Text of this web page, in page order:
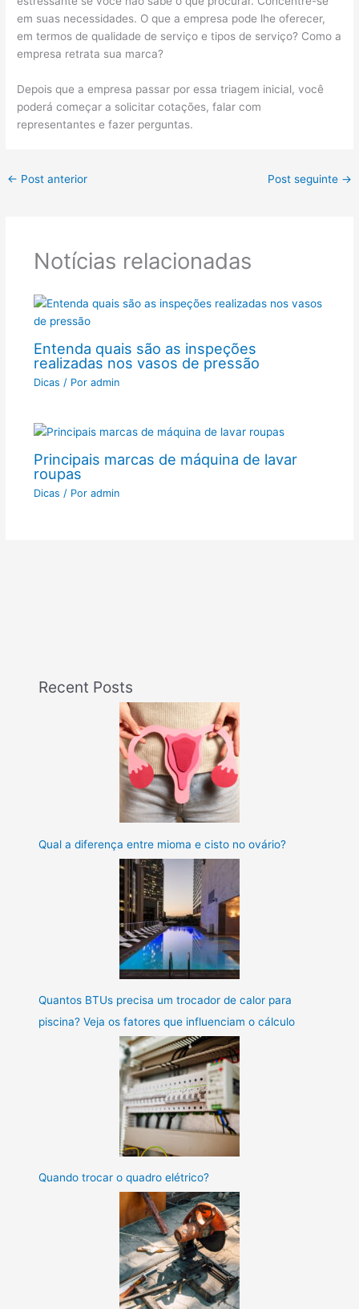
em suas necessidades. O que a empresa pode lhe oferecer,
em termos de qualidade de serviço e tipos de serviço? Como a
empresa retrata sua marca?
Depois que a empresa passar por essa triagem inicial, você
poderá começar a solicitar cotações, falar com
representantes e fazer perguntas.
← Post anterior Post seguinte →
Notícias relacionadas
Entenda quais são as inspeções
realizadas nos vasos de pressão
Dicas / Por admin
Principais marcas de máquina de lavar
roupas
Dicas / Por admin
Recent Posts
Qual a diferença entre mioma e cisto no ovário?
Quantos BTUs precisa um trocador de calor para
piscina? Veja os fatores que influenciam o cálculo
Quando trocar o quadro elétrico?